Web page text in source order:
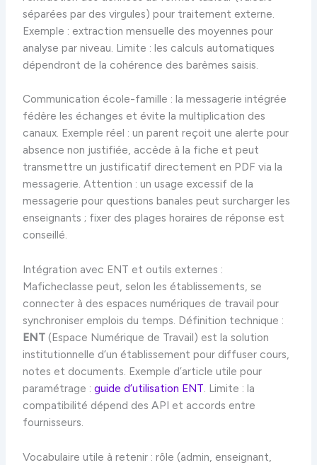
séparées par des virgules) pour traitement externe.
Exemple : extraction mensuelle des moyennes pour
analyse par niveau. Limite : les calculs automatiques
dépendront de la cohérence des barèmes saisis.
Communication école-famille : la messagerie intégrée
fédère les échanges et évite la multiplication des
canaux. Exemple réel : un parent reçoit une alerte pour
absence non justifiée, accède à la fiche et peut
transmettre un justificatif directement en PDF via la
messagerie. Attention : un usage excessif de la
messagerie pour questions banales peut surcharger les
enseignants ; fixer des plages horaires de réponse est
conseillé.
Intégration avec ENT et outils externes :
Maficheclasse peut, selon les établissements, se
connecter à des espaces numériques de travail pour
synchroniser emplois du temps. Définition technique :
ENT (Espace Numérique de Travail) est la solution
institutionnelle d’un établissement pour diffuser cours,
notes et documents. Exemple d’article utile pour
paramétrage :guide d’utilisation ENT. Limite : la
compatibilité dépend des API et accords entre
fournisseurs.
Vocabulaire utile à retenir : rôle (admin, enseignant,